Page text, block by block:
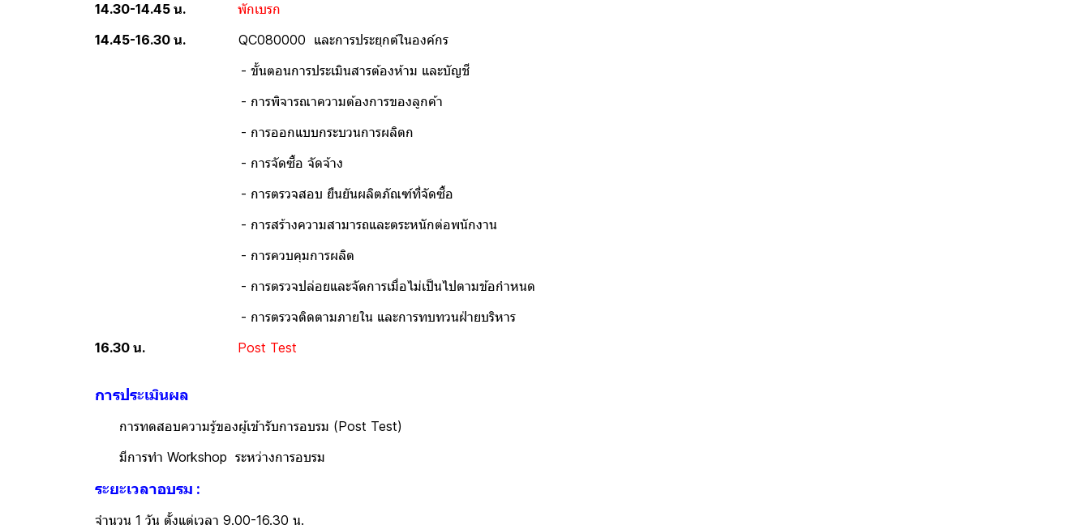
14.30-14.45 น.
พักเบรก
14.45-16.30 น. QC080000 และการประยุกต์ในองค์กร
- ขั้นตอนการประเมินสารต้องห้าม และบัญชี
- การพิจารณาความต้องการของลูกค้า
- การออกแบบกระบวนการผลิตก
- การจัดซื้อ จัดจ้าง
- การตรวจสอบ ยืนยันผลิตภัณฑ์ที่จัดซื้อ
- การสร้างความสามารถและตระหนักต่อพนักงาน
- การควบคุมการผลิต
- การตรวจปล่อยและจัดการเมื่อไม่เป็นไปตามข้อกำหนด
- การตรวจติดตามภายใน และการทบทวนฝ่ายบริหาร
16.30 น.
Post Test
การประเมินผล
การทดสอบความรู้ของผู้เข้ารับการอบรม (Post Test)
มีการทำ Workshop ระหว่างการอบรม
ระยะเวลาอบรม :
จำนวน 1 วัน ตั้งแต่เวลา 9.00-16.30 น.